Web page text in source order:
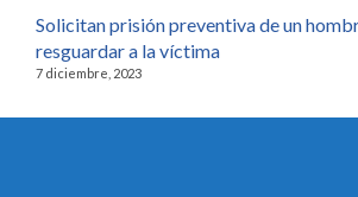
Solicitan prisión preventiva de un
resguardar a la víctima
7 diciembre, 2023